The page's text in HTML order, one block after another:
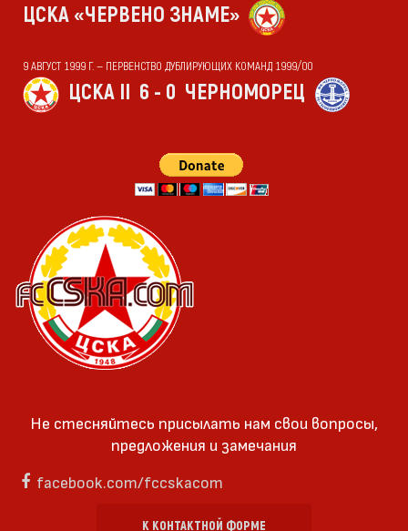
ЦСКА «ЧЕРВЕНО ЗНАМЕ»
9 АВГУСТ 1999 Г. — ПЕРВЕНСТВО ДУБЛИРУЮЩИХ КОМАНД 1999/00
ЦСКА II 6 - 0 ЧЕРНОМОРЕЦ
Не стесняйтесь присылать нам свои вопросы,
предложения и замечания
facebook.com/fccskacom
К КОНТАКТНОЙ ФОРМЕ